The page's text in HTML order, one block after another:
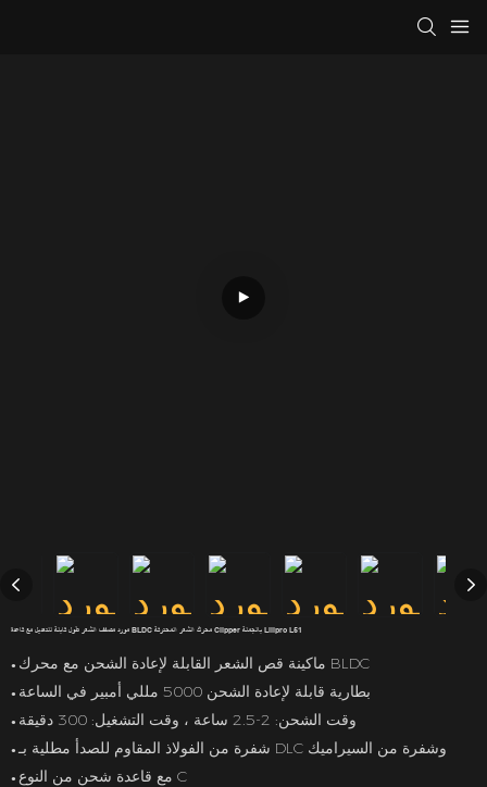
مورد مصفف الشعر طول قابلة للتعديل مع قاعدة BLDC محرك الشعر المحترفة Clipper بالجملة Lilipro L51
● ماكينة قص الشعر القابلة لإعادة الشحن مع محرك BLDC
● بطارية قابلة لإعادة الشحن 5000 مللي أمبير في الساعة
● وقت الشحن: 2-2.5 ساعة ، وقت التشغيل: 300 دقيقة
● شفرة من الفولاذ المقاوم للصدأ مطلية بـ DLC وشفرة من السيراميك
● مع قاعدة شحن من النوع C